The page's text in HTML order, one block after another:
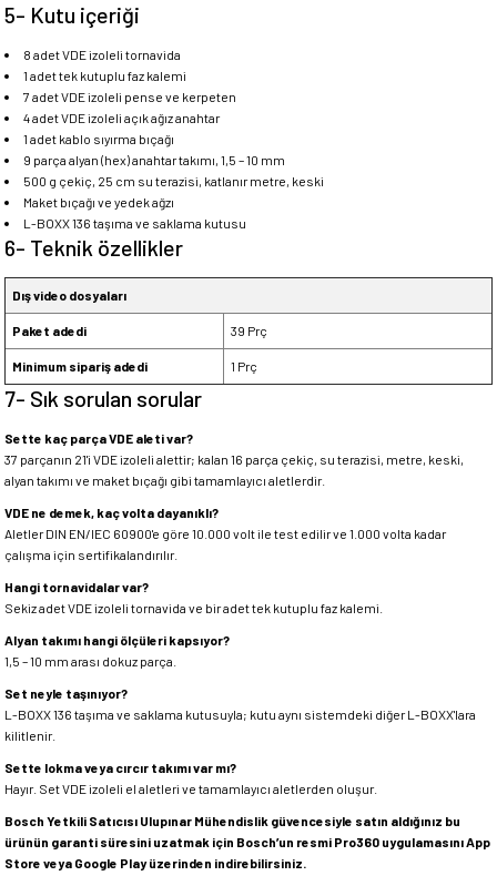
5- Kutu içeriği
8 adet VDE izoleli tornavida
1 adet tek kutuplu faz kalemi
7 adet VDE izoleli pense ve kerpeten
4 adet VDE izoleli açık ağız anahtar
1 adet kablo sıyırma bıçağı
9 parça alyan (hex) anahtar takımı, 1,5 – 10 mm
500 g çekiç, 25 cm su terazisi, katlanır metre, keski
Maket bıçağı ve yedek ağzı
L-BOXX 136 taşıma ve saklama kutusu
6- Teknik özellikler
Dış video dosyaları
Paket adedi 39 Prç
Minimum sipariş adedi 1 Prç
7- Sık sorulan sorular
Sette kaç parça VDE aleti var?
37 parçanın 21'i VDE izoleli alettir; kalan 16 parça çekiç, su terazisi, metre, keski,
alyan takımı ve maket bıçağı gibi tamamlayıcı aletlerdir.
VDE ne demek, kaç volta dayanıklı?
Aletler DIN EN/IEC 60900'e göre 10.000 volt ile test edilir ve 1.000 volta kadar
çalışma için sertifikalandırılır.
Hangi tornavidalar var?
Sekiz adet VDE izoleli tornavida ve bir adet tek kutuplu faz kalemi.
Alyan takımı hangi ölçüleri kapsıyor?
1,5 – 10 mm arası dokuz parça.
Set neyle taşınıyor?
L-BOXX 136 taşıma ve saklama kutusuyla; kutu aynı sistemdeki diğer L-BOXX'lara
kilitlenir.
Sette lokma veya cırcır takımı var mı?
Hayır. Set VDE izoleli el aletleri ve tamamlayıcı aletlerden oluşur.
Bosch Yetkili Satıcısı Ulupınar Mühendislik güvencesiyle satın aldığınız bu
ürünün garanti süresini uzatmak için Bosch’un resmi Pro360 uygulamasını App
Store veya Google Play üzerinden indirebilirsiniz.